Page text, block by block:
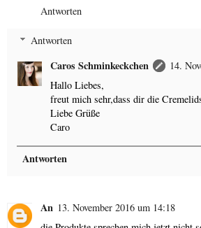
Antworten
Antworten
Caros Schminkeckchen
14.
Hallo Liebes,
freut mich sehr,dass dir die
Liebe Grüße
Caro
Antworten
An 13. November 2016 um 14:18